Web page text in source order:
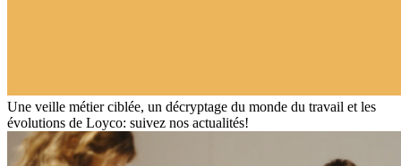
Une veille métier ciblée, un décryptage du monde du travail et les
évolutions de Loyco: suivez nos actualités!